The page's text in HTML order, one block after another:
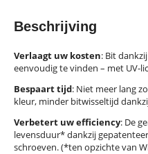
Beschrijving
Verlaagt uw kosten: Bit
eenvoudig te vinden – met UV-
Bespaart tijd: Niet meer lang
kleur, minder bitwisseltijd
Verbetert uw efficiency: De
levensduur* dankzij
schroeven. (*ten opzichte van